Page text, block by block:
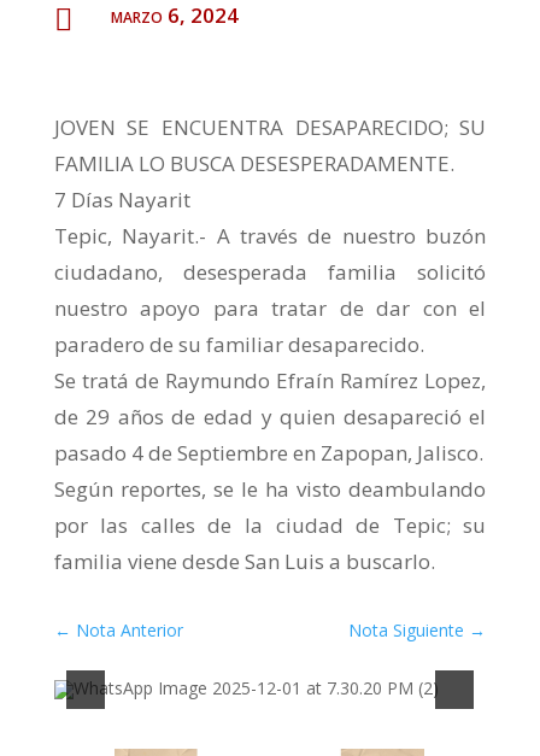
 marzo 6, 2024
JOVEN SE ENCUENTRA DESAPARECIDO; SU
FAMILIA LO BUSCA DESESPERADAMENTE.
7 Días Nayarit
Tepic, Nayarit.- A través de nuestro buzón
ciudadano, desesperada familia solicitó
nuestro apoyo para tratar de dar con el
paradero de su familiar desaparecido.
Se tratá de Raymundo Efraín Ramírez Lopez,
de 29 años de edad y quien desapareció el
pasado 4 de Septiembre en Zapopan, Jalisco.
Según reportes, se le ha visto deambulando
por las calles de la ciudad de Tepic; su
familia viene desde San Luis a buscarlo.
← Nota Anterior Nota Siguiente →